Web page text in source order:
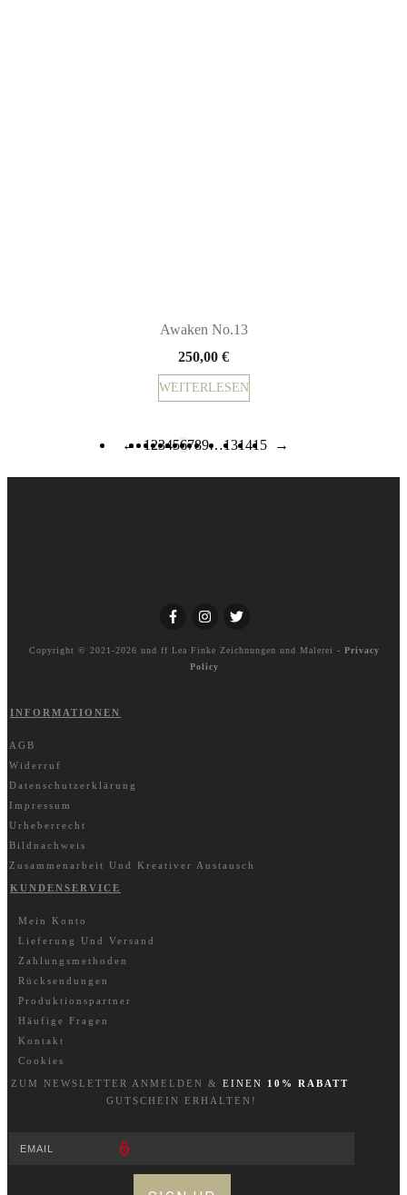
Awaken No.13
250,00 €
WEITERLESEN
← 123456789…131415 →
Copyright © 2021-2026 und ff Lea Finke Zeichnungen und Malerei - Privacy
Policy
INFORMATIONEN
AGB
Widerruf
Datenschutzerklärung
Impressum
Urheberrecht
Bildnachweis
Zusammenarbeit Und Kreativer Austausch
KUNDENSERVICE
Mein Konto
Lieferung Und Versand
Zahlungsmethoden
Rücksendungen
Produktionspartner
Häufige Fragen
Kontakt
Cookies
ZUM NEWSLETTER A NM ELDEN & EINEN
10% RABATT
GUTSCHEIN ERHALTEN!